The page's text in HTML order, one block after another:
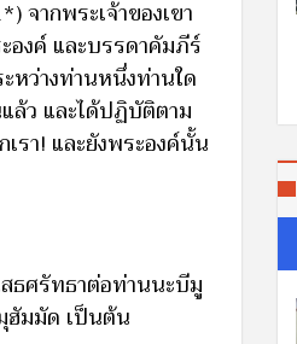
จากพระเจ้าของเขา
องค์ และบรรดาคัมภีร์
หว่างท่านหนึ่งท่านใด
ล้ว และได้ปฏิบัติตาม
รา! และยังพระองค์นั้น
ธศรัทธาต่อท่านนะบีมู
ฮัมมัด เป็นต้น